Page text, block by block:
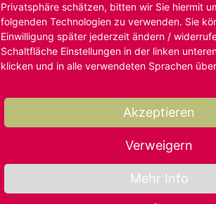
Privatsphäre schätzen, bitten wir Sie hiermit
folgenden Technologien zu verwenden. Sie
Einwilligung später jederzeit ändern /
Schaltfläche Einstellungen in der linken
klicken und in alle verwendeten Sprachen
Akzeptieren
Verweigern
Mehr Info